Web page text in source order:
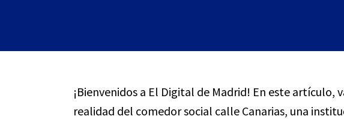
¡Bienvenidos a El Digital de Madrid! En este artículo,
realidad del comedor social calle Canarias, una